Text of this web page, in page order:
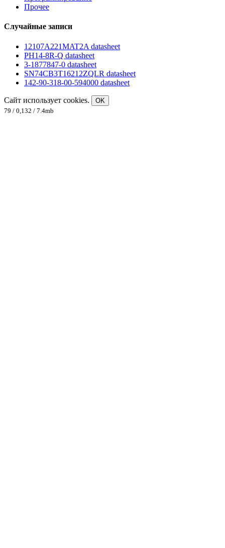
Прочее
Случайные записи
12107A221MAT2A datasheet
PH14-8R-Q datasheet
3-1877847-0 datasheet
SN74CB3T16212ZQLR datasheet
142-90-318-00-594000 datasheet
Сайт использует cookies.
OK
79 / 0,132 / 7.4mb